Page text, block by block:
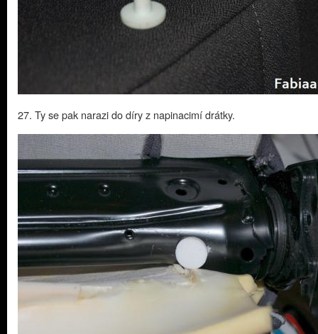
27. Ty se pak narazi do díry z napinacimí drátky.